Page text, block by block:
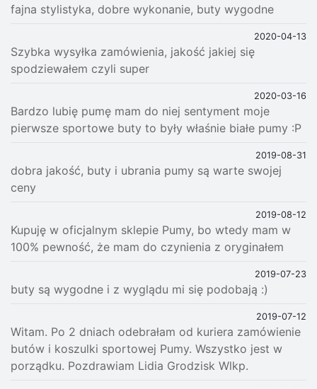
fajna stylistyka, dobre wykonanie, buty wygodne
2020-04-13
Szybka wysyłka zamówienia, jakość jakiej się
spodziewałem czyli super
2020-03-16
Bardzo lubię pumę mam do niej sentyment moje
pierwsze sportowe buty to były właśnie białe pumy :P
2019-08-31
dobra jakość, buty i ubrania pumy są warte swojej
ceny
2019-08-12
Kupuję w oficjalnym sklepie Pumy, bo wtedy mam w
100% pewność, że mam do czynienia z oryginałem
2019-07-23
buty są wygodne i z wyglądu mi się podobają :)
2019-07-12
Witam. Po 2 dniach odebrałam od kuriera zamówienie
butów i koszulki sportowej Pumy. Wszystko jest w
porządku. Pozdrawiam Lidia Grodzisk Wlkp.